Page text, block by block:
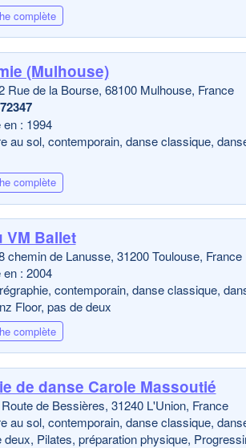
complète
(Mulhouse)
Rue de la Bourse, 68100 Mulhouse, France
: 1994
au sol, contemporain, danse classique,
complète
VM Ballet
chemin de Lanusse, 31200 Toulouse, France
: 2004
contemporain, danse classique,
Floor, pas de deux
complète
de danse Carole Massoutié
de Bessières, 31240 L'Union, France
au sol, contemporain, danse classique,
Pilates, préparation physique,